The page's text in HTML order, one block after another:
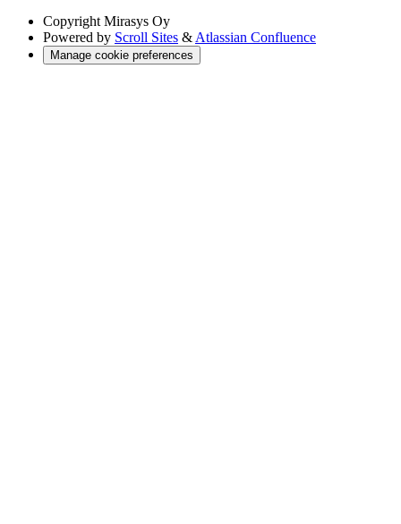
Copyright Mirasys Oy
Powered by Scroll Sites & Atlassian Confluence
Manage cookie preferences